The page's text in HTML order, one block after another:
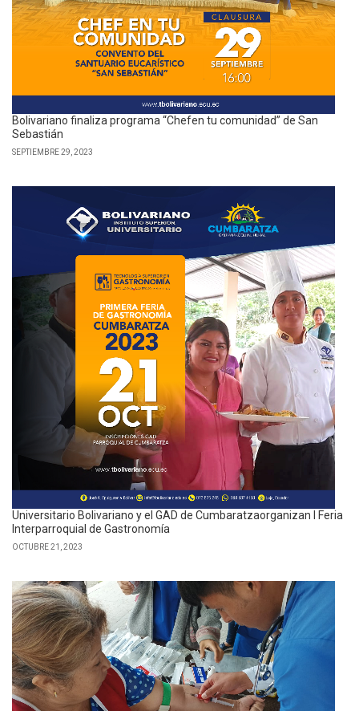
Bolivariano finaliza programa “Chefen tu comunidad” de San
Sebastián
SEPTIEMBRE 29, 2023
Universitario Bolivariano y el GAD de Cumbaratzaorganizan I Feria
Interparroquial de Gastronomía
OCTUBRE 21, 2023